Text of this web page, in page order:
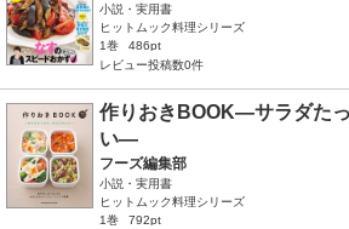
小説・実用書
ヒットムック料理シリーズ
1巻
486pt
レビュー投稿数0件
作りおきBOOK―サラダた
い―
フーズ編集部
小説・実用書
ヒットムック料理シリーズ
1巻
792pt